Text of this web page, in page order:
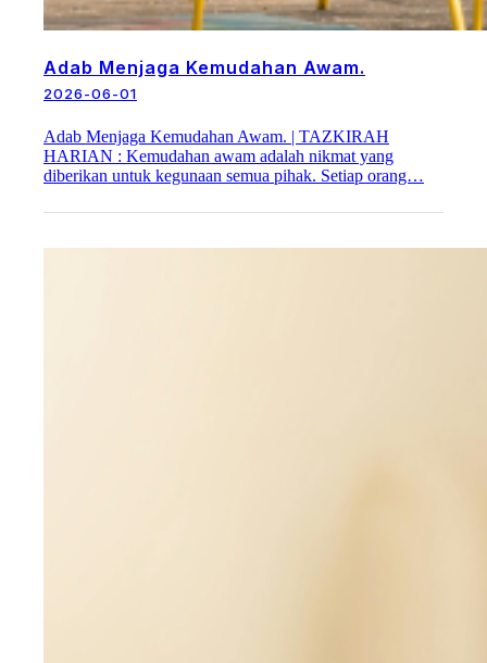
Adab Menjaga Kemudahan Awam.
2026-06-01
Adab Menjaga Kemudahan Awam. | TAZKIRAH
HARIAN : Kemudahan awam adalah nikmat yang
diberikan untuk kegunaan semua pihak. Setiap orang…